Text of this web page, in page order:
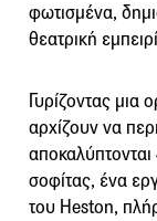
φωτισμένα,
θεατρική
Γυρίζοντας μια
αρχίζουν να
σοφίτας, ένα
του Heston,